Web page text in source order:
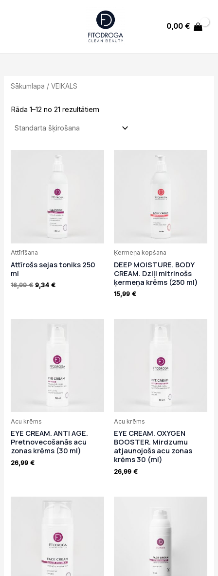
0,00€
Sākumlapa / VEIKALS
Rāda 1–12 no 21 rezultātiem
Attīrīšana
Attīrošs sejas toniks 250
ml
16,99€ 9,34€
is:
Ķermeņa kopšana
DEEP MOISTURE. BODY
CREAM. Dziļi mitrinošs
ķermeņa krēms (250 ml)
15,99 €
Acu krēms
EYE CREAM. ANTI AGE.
Pretnovecošanās acu
zonas krēms (30 ml)
26,99€
Acu krēms
EYE CREAM. OXYGEN
BOOSTER. Mirdzumu
atjaunojošs acu zonas
krēms 30 (ml)
26,99 €